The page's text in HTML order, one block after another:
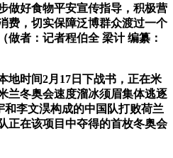
做好食物平安宣传指导，积极营
费，切实保障泛博群众渡过一个
做者：记者程伯全 梁计 编纂：
时间2月17日下战书，正在米
兰冬奥会速度溜冰须眉集体逃逐
李文淏构成的中国队打败荷兰
正在该项目中夺得的首枚冬奥会